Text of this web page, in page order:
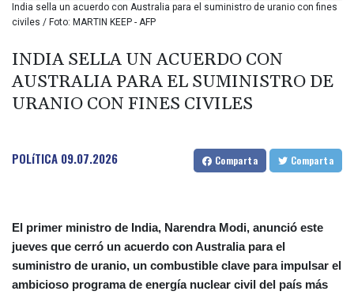
CDF 2615.761404
CLP 1055.916879
CNY 7.801146
CNH 7.796152
COP 3633.55485
CUC 1.156136
CUP 30.637594
DKK 7.477932
DOP 67.289164
DZD 152.967099
EGP 57.380687
India sella un acuerdo con Australia para el suministro de uranio con fines
civiles / Foto: MARTIN KEEP - AFP
INDIA SELLA UN ACUERDO CON
AUSTRALIA PARA EL SUMINISTRO DE
URANIO CON FINES CIVILES
POLíTICA 09.07.2026 Comparta Comparta
El primer ministro de India, Narendra Modi, anunció este
jueves que cerró un acuerdo con Australia para el
suministro de uranio, un combustible clave para impulsar el
ambicioso programa de energía nuclear civil del país más